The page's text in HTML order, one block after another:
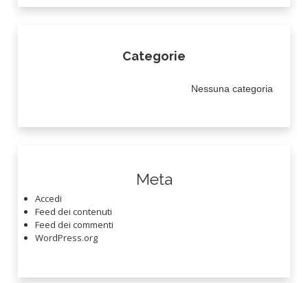
Categorie
Nessuna categoria
Meta
Accedi
Feed dei contenuti
Feed dei commenti
WordPress.org